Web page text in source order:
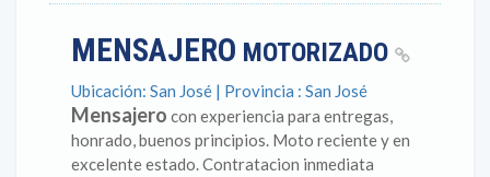
MENSAJERO MOTORIZADO
Ubicación: San José | Provincia : San José
Mensajero con experiencia para entregas,
honrado, buenos principios. Moto reciente y en
excelente estado. Contratacion inmediata